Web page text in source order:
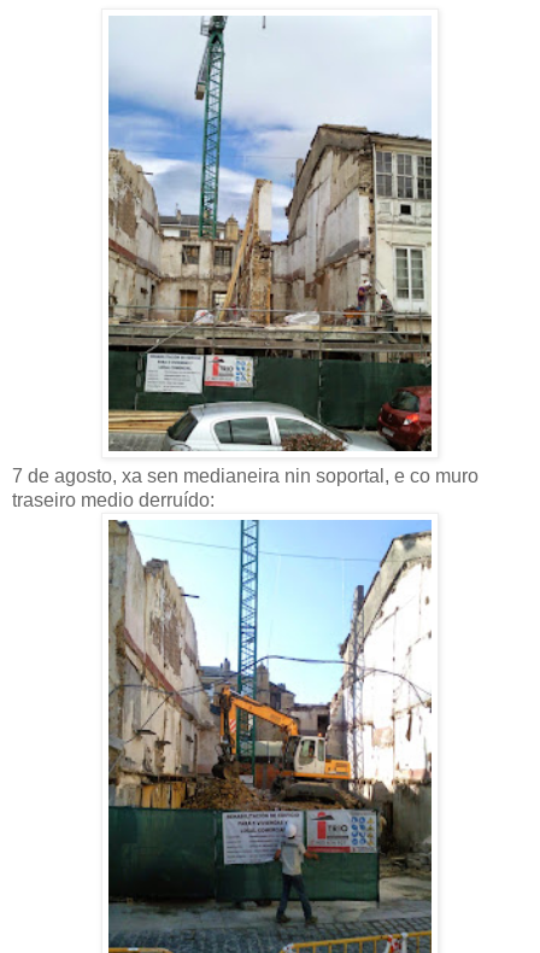
7 de agosto, xa sen medianeira nin soportal, e co muro
traseiro medio derruído: